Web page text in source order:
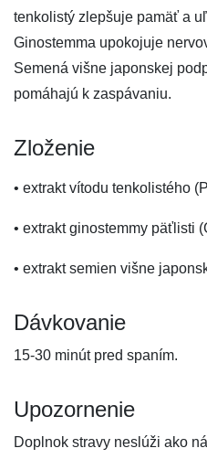
tenkolistý zlepšuje pamäť a
Ginostemma upokojuje
Semená višne japonskej
pomáhajú k zaspávaniu.
Zloženie
• extrakt vítodu tenkolistého
• extrakt ginostemmy päťlisti
• extrakt semien višne
Dávkovanie
15-30 minút pred spaním.
Upozornenie
Doplnok stravy neslúži ako